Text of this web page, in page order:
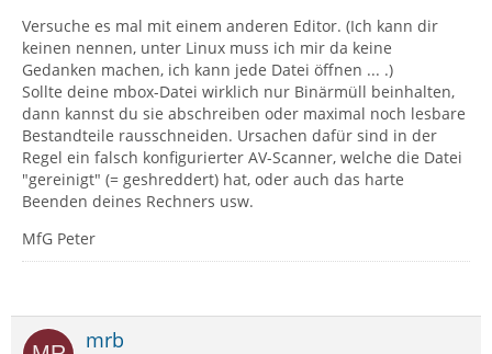
Versuche es mal mit einem anderen Editor. (Ich kann dir
keinen nennen, unter Linux muss ich mir da keine
Gedanken machen, ich kann jede Datei öffnen ... .)
Sollte deine mbox-Datei wirklich nur Binärmüll beinhalten,
dann kannst du sie abschreiben oder maximal noch lesbare
Bestandteile rausschneiden. Ursachen dafür sind in der
Regel ein falsch konfigurierter AV-Scanner, welche die Datei
"gereinigt" (= geshreddert) hat, oder auch das harte
Beenden deines Rechners usw.
MfG Peter
mrb